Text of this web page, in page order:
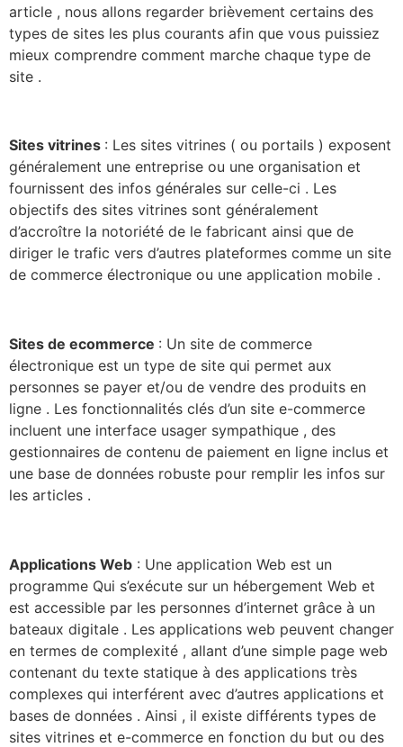
article , nous allons regarder brièvement certains des
types de sites les plus courants afin que vous puissiez
mieux comprendre comment marche chaque type de
site .
Sites vitrines : Les sites vitrines ( ou portails ) exposent
généralement une entreprise ou une organisation et
fournissent des infos générales sur celle-ci . Les
objectifs des sites vitrines sont généralement
d’accroître la notoriété de le fabricant ainsi que de
diriger le trafic vers d’autres plateformes comme un site
de commerce électronique ou une application mobile .
Sites de ecommerce : Un site de commerce
électronique est un type de site qui permet aux
personnes se payer et/ou de vendre des produits en
ligne . Les fonctionnalités clés d’un site e-commerce
incluent une interface usager sympathique , des
gestionnaires de contenu de paiement en ligne inclus et
une base de données robuste pour remplir les infos sur
les articles .
Applications Web : Une application Web est un
programme Qui s’exécute sur un hébergement Web et
est accessible par les personnes d’internet grâce à un
bateaux digitale . Les applications web peuvent changer
en termes de complexité , allant d’une simple page web
contenant du texte statique à des applications très
complexes qui interférent avec d’autres applications et
bases de données . Ainsi , il existe différents types de
sites vitrines et e-commerce en fonction du but ou des